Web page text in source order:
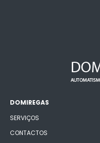
DOMIREGAS
SERVIÇOS
CONTACTOS